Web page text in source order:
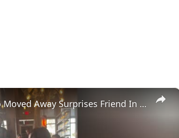
×
Childhood Bestie Who Moved Away Surprises Friend In Restaurant | Happily TV